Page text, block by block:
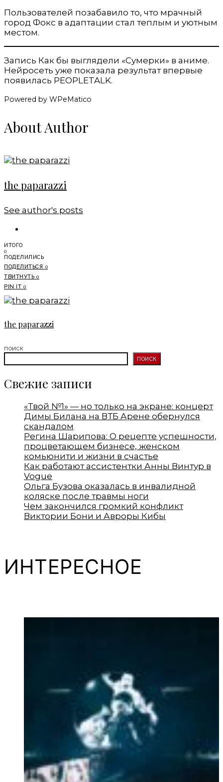
Пользователей позабавило то, что мрачный
город Фокс в адаптации стал теплым и уютным
местом.
Запись Как бы выглядели «Сумерки» в аниме.
Нейросеть уже показала результат впервые
появилась PEOPLETALK.
Powered by WPeMatico
About Author
the paparazzi
See author's posts
ИТОГО
0
ПОДЕЛИЛИСЬ
ПОДЕЛИТЬСЯ 0
ТВИТНУТЬ 0
PIN IT 0
the paparazzi
ПОИСК
ПОИСК
Свежие записи
«Твой №1» — но только на экране: концерт
Димы Билана на ВТБ Арене обернулся
скандалом
Регина Шарипова: О рецепте успешности,
процветающем бизнесе, женском
комьюнити и жизни в счастье
Как работают ассистентки Анны Винтур в
Vogue
Ольга Бузова оказалась в инвалидной
коляске после травмы ноги
Чем закончился громкий конфликт
Виктории Бони и Авроры Кибы
ИНТЕРЕСНОЕ